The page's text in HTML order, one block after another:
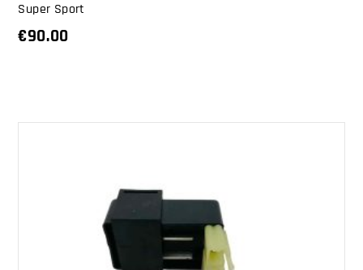
Super Sport
€90.00
AGGIUNGI AL CARRELLO